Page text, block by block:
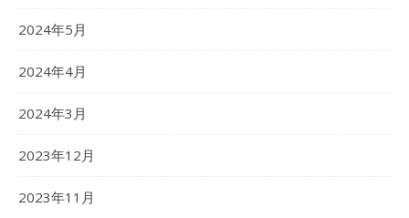
2024年5月
2024年4月
2024年3月
2023年12月
2023年11月